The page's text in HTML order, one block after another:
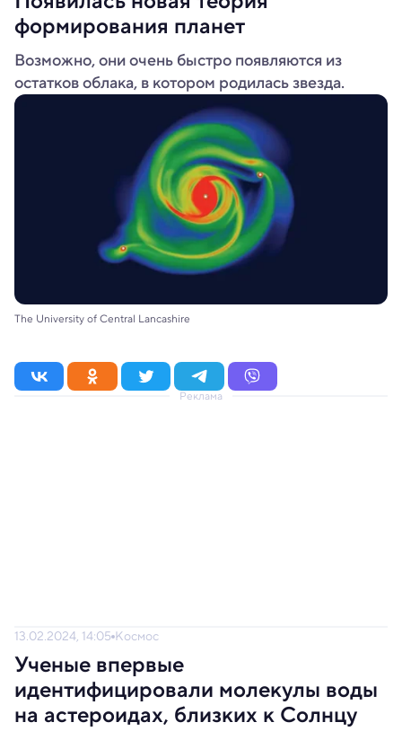
формирования планет
Возможно, они очень быстро появляются из
остатков облака, в котором родилась звезда.
The University of Central Lancashire
Реклама
13.02.2024, 14:05 Космос
Ученые впервые
идентифицировали молекулы воды
на астероидах, близких к Солнцу